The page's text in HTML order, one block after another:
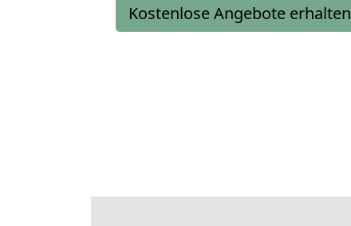
Kostenlose Angebote erhalten